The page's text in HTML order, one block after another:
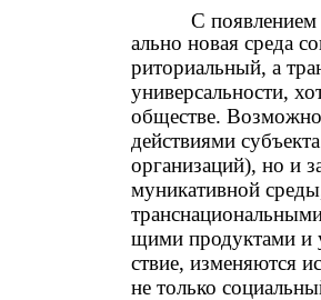
С появлением
ально новая среда
риториальный, а
универсальности,
обществе.
действиями
организаций), но и
муникативной
щими продуктами и
ствие, изменяются
не только